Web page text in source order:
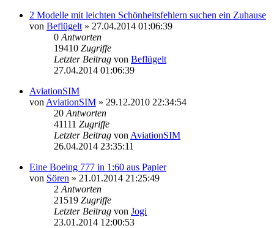
2 Modelle mit leichten Schönheitsfehlern suchen ein Zuhause
von Beflügelt » 27.04.2014 01:06:39
0 Antworten
19410 Zugriffe
Letzter Beitrag von Beflügelt
27.04.2014 01:06:39
AviationSIM
von AviationSIM » 29.12.2010 22:34:54
20 Antworten
41111 Zugriffe
Letzter Beitrag von AviationSIM
26.04.2014 23:35:11
Eine Boeing 777 in 1:60 aus Papier
von Sören » 21.01.2014 21:25:49
2 Antworten
21519 Zugriffe
Letzter Beitrag von Jogi
23.01.2014 12:00:53